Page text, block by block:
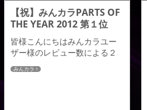
【祝】みんカラPARTS OF
THE YEAR 2012 第１位
皆様こんにちはみんカラユー
ザー様のレビュー数による２
０１２ランキングがみんカラ
ＨＰにて発表されました。ア
みんカラ